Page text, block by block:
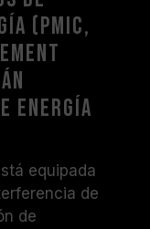
(PMIC,
energía
equipada
de
de